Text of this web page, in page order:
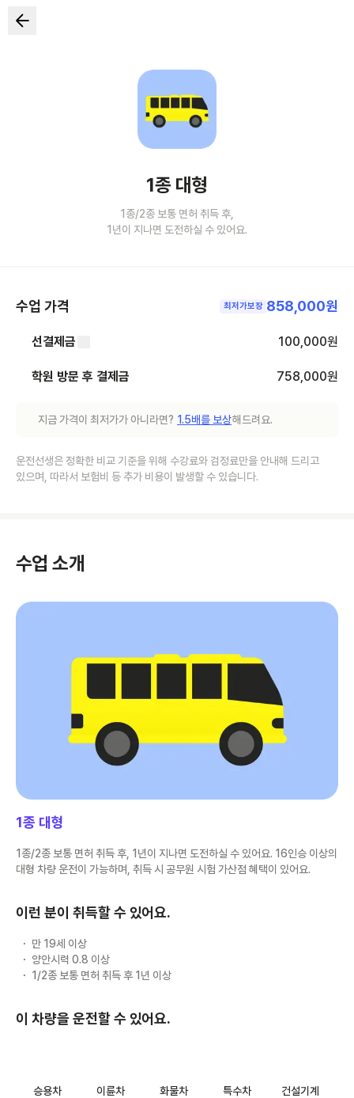
1종 대형
1종/2종 보통 면허 취득 후,
1년이 지나면 도전하실 수 있어요.
수업 가격 최저가보장 858,000원
선결제금 100,000원
학원 방문 후 결제금 758,000원
지금 가격이 최저가가 아니라면? 1.5배를 보상해드려요.
운전선생은 정확한 비교 기준을 위해 수강료와 검정료만을 안내해 드리고
있으며, 따라서 보험비 등 추가 비용이 발생할 수 있습니다.
수업 소개
1종 대형
1종/2종 보통 면허 취득 후, 1년이 지나면 도전하실 수 있어요. 16인승 이상의
대형 차량 운전이 가능하며, 취득 시 공무원 시험 가산점 혜택이 있어요.
이런 분이 취득할 수 있어요.
만 19세 이상
양안시력 0.8 이상
1/2종 보통 면허 취득 후 1년 이상
이 차량을 운전할 수 있어요.
승용차 이륜차 화물차 특수차 건설기계